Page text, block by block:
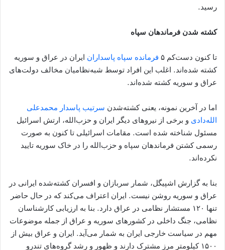
رسید.
کشته شدن فرماندهان سپاه
تا کنون دست‌کم ۵ فرمانده سپاه پاسداران ایران در عراق و سوریه
کشته شده‌اند. اغلب این افراد توسط شبه‌نظامیان مخالف دولت‌های
عراق و سوریه کشته شده‌اند.
اما در آخرین نمونه، یعنی کشته‌شدن سرتیب پاسدار محمدعلی
الله‌دادی و برخی از نیروهای دیگر ایران و حزب‌الله، ارتش اسرائیل
مسئول شناخته شده است. مقامات اسرائیلی تا کنون به صورت
رسمی کشتن فرماندهان سپاه و حزب‌الله را در خاک سوریه تایید
نکرده‌اند.
بنا به گزارش اشپیگل، شمار سربازان و افسران کشته‌شده ایرانی در
عراق و سوریه روشن نیست. ایران اعتراف می‌کند که در حال حاضر
تنها ۱۲۰ مستشار نظامی در عراق دارد. بنا به ارزیابی کارشناسان
نظامی، جنگ داخلی در کشورهای سوریه و عراق از جمله موضوعات
مهم در سیاست خارجی ایران به شمار می‌آید. ایران و عراق بیش از
۱۵۰۰ کیلومتر مرز مشترک دارند و ظهور و رشد گروه‌های تندرو